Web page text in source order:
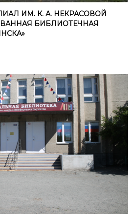
ИМ. К. А. НЕКРАСОВОЙ
БИБЛИОТЕЧНАЯ